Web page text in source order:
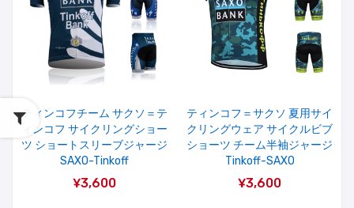
ティンコフチーム サクソ＝テ
ィンコフ サイクリングショー
ツ ショートスリーブジャージ
SAXO-Tinkoff
¥3,600
ティンコフ＝サクソ 夏用サイ
クリングウェア サイクルビブ
ショーツ チーム半袖ジャージ
Tinkoff-SAXO
¥3,600